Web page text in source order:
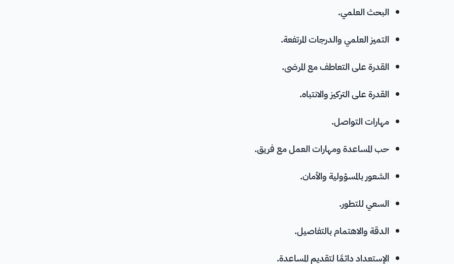
البحث العلمي.
التميز العلمي والدرجات المرتفعة.
القدرة على التعاطف مع المرضى.
القدرة على التركيز والانتباه.
مهارات التواصل.
حب المساعدة ومهارات العمل مع فريق.
الشعوربالمسؤوليةوالأمان.
السعي للتطور.
الدقة والاهتمام بالتفاصيل.
الإستعداد دائمًا لتقديم المساعدة.